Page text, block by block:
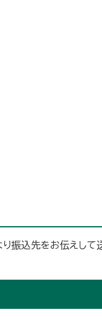
り振込先をお伝えして